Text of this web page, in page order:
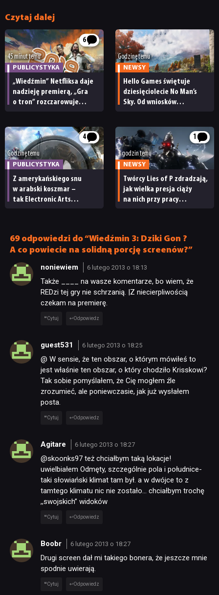
Czytaj dalej
6
45 minut temu
PUBLICYSTYKA
„Wiedźmin” Netfliksa daje
nadzieję premierą, „Gra
o tron” rozczarowuje
Przypominamy
najważniejsze wydarzenia
z 2019 roku [30 LAT CDA]
Godzinę temu
NEWSY
Hello Games świętuje
dziesięciolecie No Man’s
Sky. Od wniosków
4
Godzinę temu
PUBLICYSTYKA
Z amerykańskiego snu
w arabski koszmar –
tak Electronic Arts
1
3 godzin temu
NEWSY
Twórcy Lies of P zdradzają,
jak wielka presja ciąży
na nich przy pracy
69 odpowiedzi do “Wiedźmin 3: Dziki Gon ?
A co powiecie na solidną porcję screenów?”
noniewiem 6 lutego 2013 o 18:13
Także ____ na wasze komentarze, bo wiem, że
REDzi tej gry nie schrzanią. |Z niecierpliwością
czekam na premierę.
Cytuj Odpowiedz
guest531 6 lutego 2013 o 18:25
@ W sensie, że ten obszar, o którym mówiłeś to
jest właśnie ten obszar, o który chodziło Krisskowi?
Tak sobie pomyślałem, że Cię mogłem źle
zrozumieć, ale poniewczasie, jak już wysłałem
posta.
Cytuj Odpowiedz
Agitare 6 lutego 2013 o 18:27
@skoonks97 też chciałbym taką lokacje!
uwielbiałem Odmęty, szczególnie pola i południce-
taki słowiański klimat tam był. a w dwójce to z
tamtego klimatu nic nie zostało… chciałbym trochę
,,swojskich” widoków
Cytuj Odpowiedz
Boobr 6 lutego 2013 o 18:27
Drugi screen dał mi takiego bonera, że jeszcze mnie
spodnie uwierają.
Cytuj Odpowiedz